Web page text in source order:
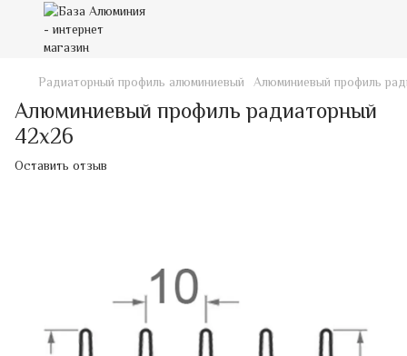
Радиаторный профиль алюминиевый Алюминиевый профиль
Алюминиевый профиль радиаторный
42х26
Оставить отзыв